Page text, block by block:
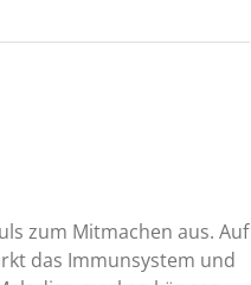
zum Mitmachen aus. Auf
das Immunsystem und